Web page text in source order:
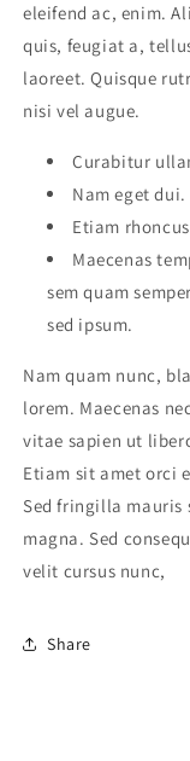
eleifend ac, enim.
quis, feugiat a,
laoreet. Quisque
nisi vel augue.
Curabitur
Nam eget dui.
Etiam
Maecenas
sem quam
sed ipsum.
Nam quam nunc,
lorem. Maecenas
vitae sapien ut
Etiam sit amet orci
Sed fringilla mauris
magna. Sed
velit cursus nunc,
Share